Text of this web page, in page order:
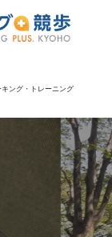
ング・トレーニング